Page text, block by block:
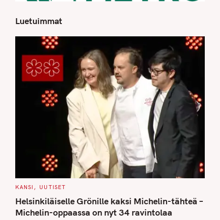
Luetuimmat
C
T
E
G
O
KANSI UUTISET
Helsinkiläiselle Grönille kaksi Michelin-tähteä –
Michelin-oppaassa on nyt 34 ravintolaa
S
e
a